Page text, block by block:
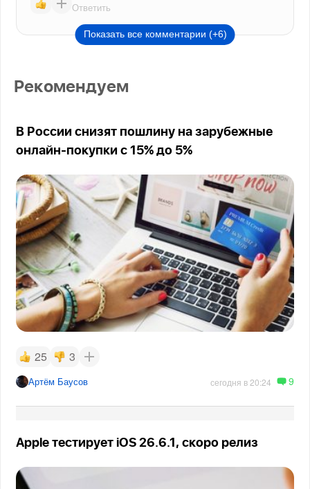
Ответить
Показать все комментарии (+6)
Рекомендуем
В России снизят пошлину на зарубежные
онлайн-покупки с 15% до 5%
25 3
Артём Баусов сегодня в 20:24 9
Apple тестирует iOS 26.6.1, скоро релиз